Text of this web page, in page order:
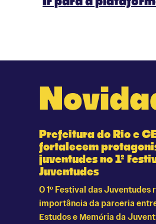
Prefeitura do Rio e
fortalecem
juventudes no 1º
Juventudes
O 1º Festival das Juventudes
importância da parceria
Estudos e Memória da